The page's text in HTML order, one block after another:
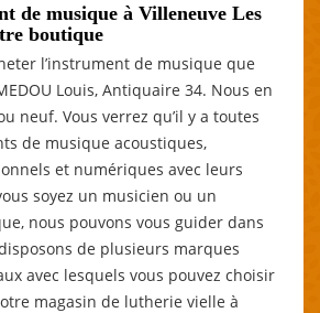
de musique à Villeneuve Les
boutique
l’instrument de musique que
Louis, Antiquaire 34. Nous en
neuf. Vous verrez qu’il y a toutes
de musique acoustiques,
et numériques avec leurs
soyez un musicien ou un
nous pouvons vous guider dans
de plusieurs marques
avec lesquels vous pouvez choisir
magasin de lutherie vielle à